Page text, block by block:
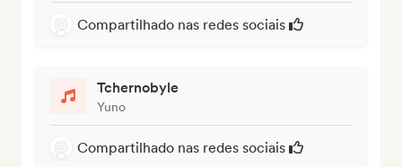
Compartilhado nas redes sociais
Tchernobyle
Yuno
Compartilhado nas redes sociais